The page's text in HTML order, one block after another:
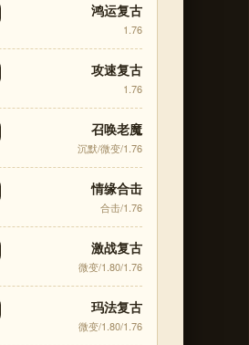
鸿运复古
1.76
攻速复古
1.76
召唤老魔
沉默/微变/1.76
情缘合击
合击/1.76
激战复古
微变/1.80/1.76
玛法复古
微变/1.80/1.76